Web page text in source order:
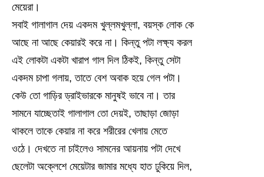
মেয়েরা।
সবাই গালাগাল দেয় একদম খুল্লমখুল্লা, বয়স্ক লোক কে
আছে না আছে কেয়ারই করে না। কিন্তু পটা লক্ষ্য করল
এই লোকটা একটা খারাপ গাল দিল ঠিকই, কিন্তু সেটা
একদম চাপা গলায়, তাতে বেশ অবাক হয়ে গেল পটা।
কেউ তো গাড়ির ড্রাইভারকে মানুষই ভাবে না। তার
সামনে যাচ্ছেতাই গালাগাল তো দেয়ই, তাছাড়া জোড়া
থাকলে তাকে কেয়ার না করে শরীরের খেলায় মেতে
ওঠে। দেখতে না চাইলেও সামনের আয়নায় পটা দেখে
ছেলেটা অক্লেশে মেয়েটার জামার মধ্যে হাত ঢুকিয়ে দিল,